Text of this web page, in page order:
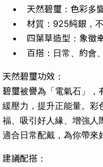
• 天然碧璽：色彩多
• 材質：925純銀，不
• 四葉草造型：象徵
• 百搭：日常、約會
天然碧璽功效：
碧璽被譽為「電氣石」，
緩壓力，提升正能量。彩
福、吸引好人緣、增強人
適合日常配戴，為你帶來
建議配搭：